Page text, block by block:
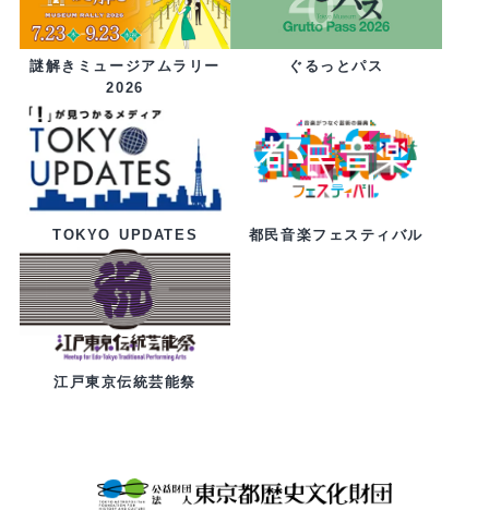
謎解きミュージアムラリー
2026
ぐるっとパス
TOKYO UPDATES 都民音楽フェスティバル
江戸東京伝統芸能祭